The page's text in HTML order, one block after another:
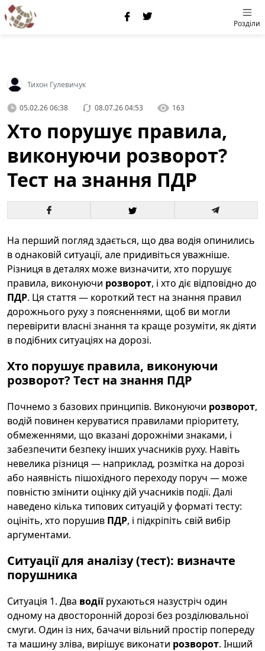
Розділи
Тихон Гулевичук
05.02.26 06:38 08.07.26 04:53 163
Хто порушує правила,
виконуючи розворот?
Тест на знання ПДР
На перший погляд здається, що два водія опинились
в однаковій ситуації, але придивіться уважніше.
Різниця в деталях може визначити, хто порушує
правила, виконуючи розворот, і хто діє відповідно до
ПДР. Ця стаття — короткий тест на знання правил
дорожнього руху з поясненнями, щоб ви могли
перевірити власні знання та краще розуміти, як діяти
в подібних ситуаціях на дорозі.
Хто порушує правила, виконуючи
розворот? Тест на знання ПДР
Почнемо з базових принципів. Виконуючи розворот,
водій повинен керуватися правилами пріоритету,
обмеженнями, що вказані дорожніми знаками, і
забезпечити безпеку інших учасників руху. Навіть
невелика різниця — наприклад, розмітка на дорозі
або наявність пішохідного переходу поруч — може
повністю змінити оцінку дій учасників події. Далі
наведено кілька типових ситуацій у форматі тесту:
оцініть, хто порушив ПДР, і підкріпіть свій вибір
аргументами.
Ситуації для аналізу (тест): визначте
порушника
Ситуація 1. Два водії рухаються назустріч один
одному на двосторонній дорозі без розділювальної
смуги. Один із них, бачачи вільний простір попереду
та машину зліва, вирішує виконати розворот. Інший